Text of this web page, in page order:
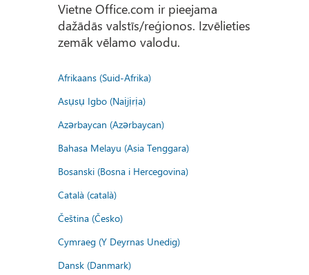
Vietne Office.com ir pieejama
dažādās valstīs/reģionos. Izvēlieties
zemāk vēlamo valodu.
Afrikaans (Suid-Afrika)
Asụsụ Igbo (Naịjịrịa)
Azərbaycan (Azərbaycan)
Bahasa Melayu (Asia Tenggara)
Bosanski (Bosna i Hercegovina)
Català (català)
Čeština (Česko)
Cymraeg (Y Deyrnas Unedig)
Dansk (Danmark)